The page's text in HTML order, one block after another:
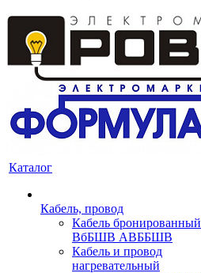
Каталог
Кабель, провод
Кабель бронированный
ВбБШВ АВББШВ
Кабель и провод
нагревательный